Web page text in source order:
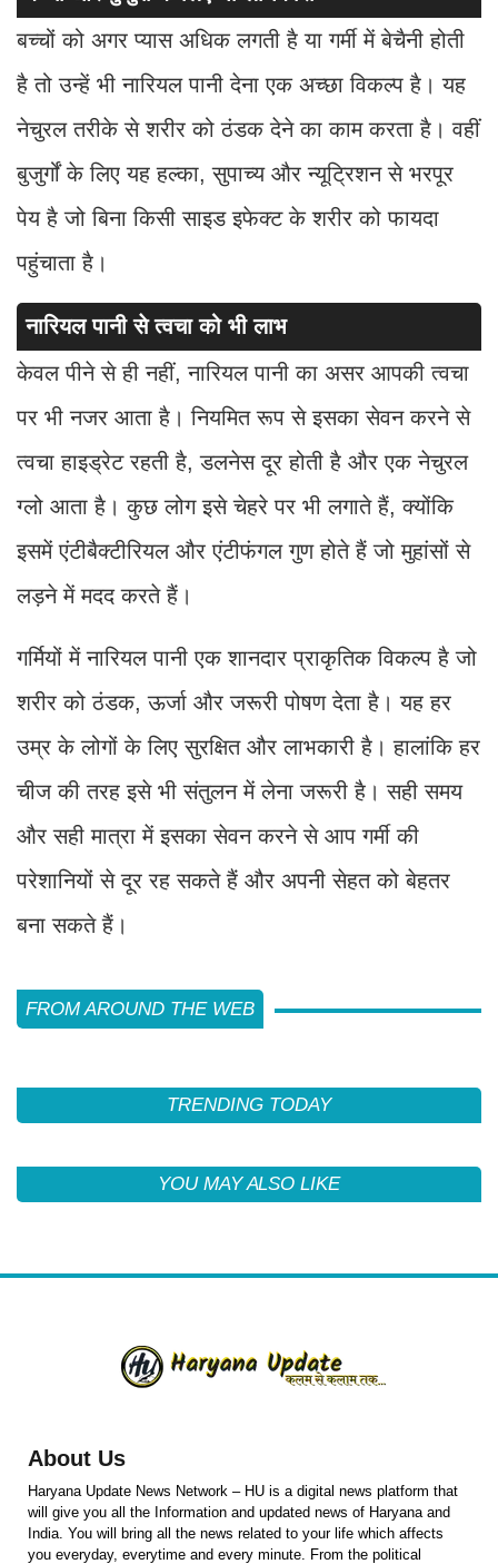
बच्चों को अगर प्यास अधिक लगती है या गर्मी में बेचैनी होती
है तो उन्हें भी नारियल पानी देना एक अच्छा विकल्प है। यह
नेचुरल तरीके से शरीर को ठंडक देने का काम करता है। वहीं
बुजुर्गों के लिए यह हल्का, सुपाच्य और न्यूट्रिशन से भरपूर
पेय है जो बिना किसी साइड इफेक्ट के शरीर को फायदा
पहुंचाता है।
नारियल पानी से त्वचा को भी लाभ
केवल पीने से ही नहीं, नारियल पानी का असर आपकी त्वचा
पर भी नजर आता है। नियमित रूप से इसका सेवन करने से
त्वचा हाइड्रेट रहती है, डलनेस दूर होती है और एक नेचुरल
ग्लो आता है। कुछ लोग इसे चेहरे पर भी लगाते हैं, क्योंकि
इसमें एंटीबैक्टीरियल और एंटीफंगल गुण होते हैं जो मुहांसों से
लड़ने में मदद करते हैं।
गर्मियों में नारियल पानी एक शानदार प्राकृतिक विकल्प है जो
शरीर को ठंडक, ऊर्जा और जरूरी पोषण देता है। यह हर
उम्र के लोगों के लिए सुरक्षित और लाभकारी है। हालांकि हर
चीज की तरह इसे भी संतुलन में लेना जरूरी है। सही समय
और सही मात्रा में इसका सेवन करने से आप गर्मी की
परेशानियों से दूर रह सकते हैं और अपनी सेहत को बेहतर
बना सकते हैं।
FROM AROUND THE WEB
TRENDING TODAY
YOU MAY ALSO LIKE
About Us
Haryana Update News Network – HU is a digital news platform that
will give you all the Information and updated news of Haryana and
India. You will bring all the news related to your life which affects
you everyday, everytime and every minute. From the political